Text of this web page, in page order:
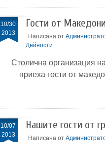
10/30
2013
Гости от
Написана от
Дейности
Столична организация
приеха гости от
10/07
2013
Нашите гости от
Написана от